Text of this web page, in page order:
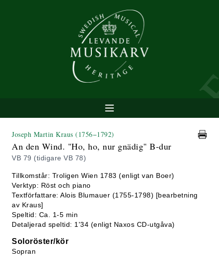
Joseph Martin Kraus (1756−1792)
An den Wind. "Ho, ho, nur gnädig" B-dur
VB 79 (tidigare VB 78)
Tillkomstår: Troligen Wien 1783 (enligt van Boer)
Verktyp: Röst och piano
Textförfattare: Alois Blumauer (1755-1798) [bearbetning
av Kraus]
Speltid: Ca. 1-5 min
Detaljerad speltid: 1'34 (enligt Naxos CD-utgåva)
Soloröster/kör
Sopran